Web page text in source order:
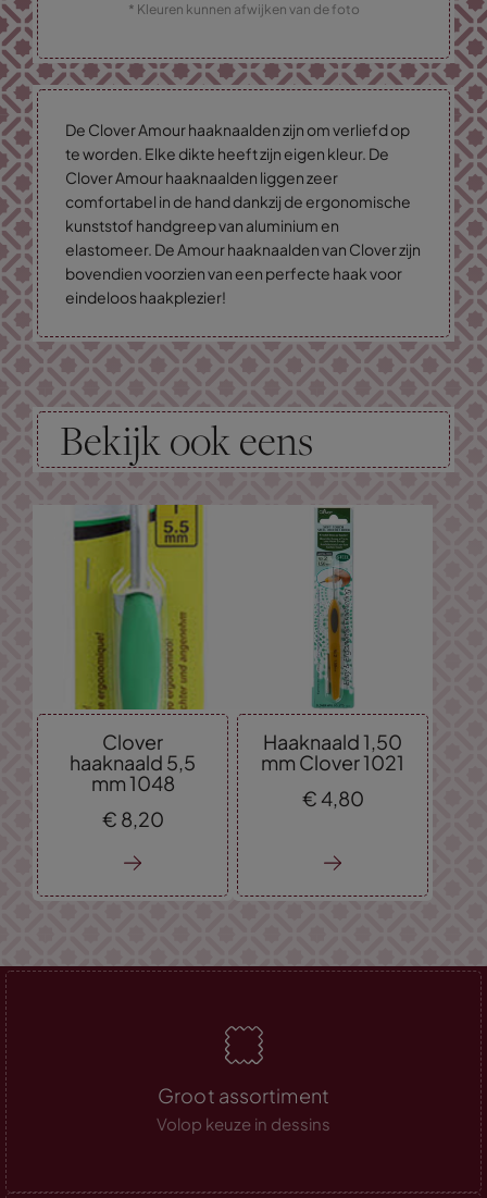
* Kleuren kunnen afwijken van de foto
De Clover Amour haaknaalden zijn om verliefd op
te worden. Elke dikte heeft zijn eigen kleur. De
Clover Amour haaknaalden liggen zeer
comfortabel in de hand dankzij de ergonomische
kunststof handgreep van aluminium en
elastomeer. De Amour haaknaalden van Clover zijn
bovendien voorzien van een perfecte haak voor
eindeloos haakplezier!
Bekijk ook eens
Clover
haaknaald 5,5
mm 1048
€ 8,20
Haaknaald 1,50
mm Clover 1021
€ 4,80
Groot assortiment
Volop keuze in dessins